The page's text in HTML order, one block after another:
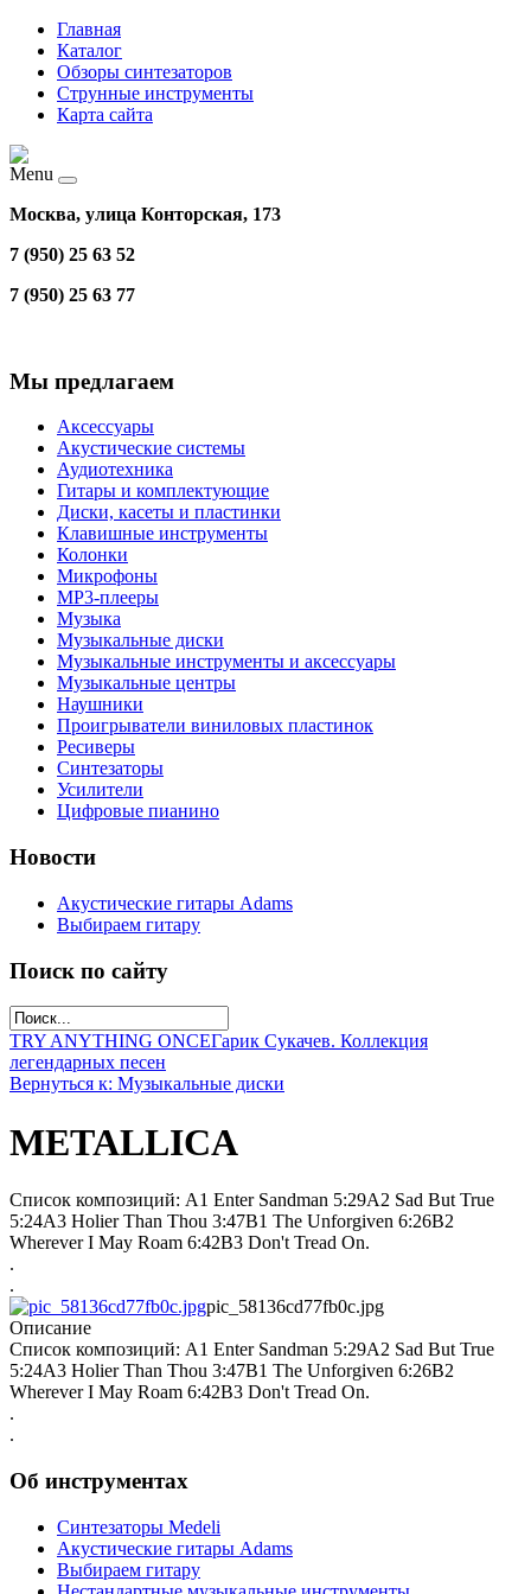
Главная
Каталог
Обзоры синтезаторов
Струнные инструменты
Карта сайта
Menu
Москва, улица Конторская, 173
7 (950) 25 63 52
7 (950) 25 63 77
Мы предлагаем
Аксессуары
Акустические системы
Аудиотехника
Гитары и комплектующие
Диски, касеты и пластинки
Клавишные инструменты
Колонки
Микрофоны
МР3-плееры
Музыка
Музыкальные диски
Музыкальные инструменты и аксессуары
Музыкальные центры
Наушники
Проигрыватели виниловых пластинок
Ресиверы
Синтезаторы
Усилители
Цифровые пианино
Новости
Акустические гитары Adams
Выбираем гитару
Поиск по сайту
TRY ANYTHING ONCEГарик Сукачев. Коллекция
легендарных песен
Вернуться к: Музыкальные диски
METALLICA
Список композиций: A1 Enter Sandman 5:29A2 Sad But True
5:24A3 Holier Than Thou 3:47B1 The Unforgiven 6:26B2
Wherever I May Roam 6:42B3 Don't Tread On.
.
.
pic_58136cd77fb0c.jpg
Описание
Список композиций: A1 Enter Sandman 5:29A2 Sad But True
5:24A3 Holier Than Thou 3:47B1 The Unforgiven 6:26B2
Wherever I May Roam 6:42B3 Don't Tread On.
.
.
Об инструментах
Синтезаторы Мedeli
Акустические гитары Adams
Выбираем гитару